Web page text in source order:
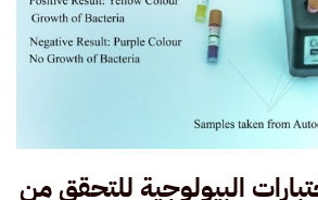
البيولوجية للتحقق من